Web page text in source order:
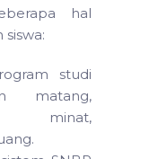
hal
studi
matang,
minat,